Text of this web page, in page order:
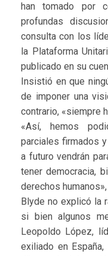
han tomado por
profundas
consulta con los
la Plataforma
publicado en su
Insistió en que
de imponer una
contrario, «siempre
«Así, hemos
parciales firmados
a futuro vendrán
tener democracia,
derechos
Blyde no explicó la
si bien algunos
Leopoldo López,
exiliado en